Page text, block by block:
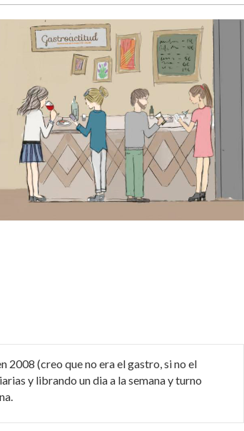
2008 (creo que no era el gastro, si no el
y librando un dia a la semana y turno